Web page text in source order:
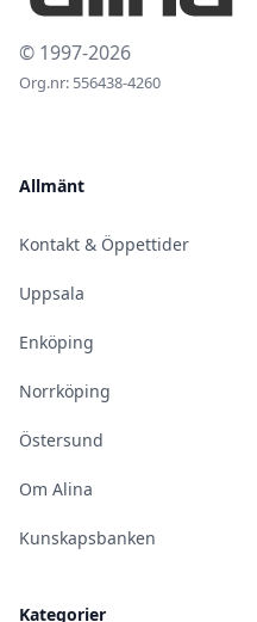
© 1997-2026
Org.nr: 556438-4260
Allmänt
Kontakt & Öppettider
Uppsala
Enköping
Norrköping
Östersund
Om Alina
Kunskapsbanken
Kategorier